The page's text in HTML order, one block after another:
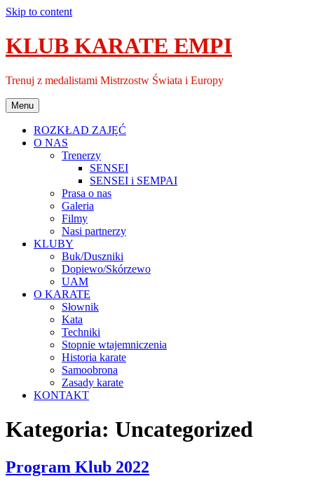
Skip to content
KLUB KARATE EMPI
Trenuj z medalistami Mistrzostw Świata i Europy
Menu
ROZKŁAD ZAJĘĆ
O NAS
Trenerzy
SENSEI
SENSEI i SEMPAI
Prasa o nas
Galeria
Filmy
Nasi partnerzy
KLUBY
Buk/Duszniki
Dopiewo/Skórzewo
UAM
O KARATE
Słownik
Kata
Techniki
Stopnie wtajemniczenia
Historia karate
Samoobrona
Zasady karate
KONTAKT
Kategoria: Uncategorized
Program Klub 2022